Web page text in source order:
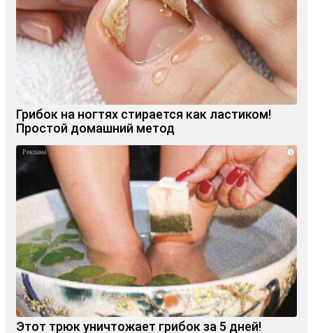
Грибок на ногтях стирается как ластиком!
Простой домашний метод
i
Этот трюк уничтожает грибок за 5 дней!